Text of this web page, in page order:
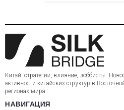
Китай: стратегии, влияние, лоббисты.
активности китайских структур в
регионах мира.
НАВИГАЦИЯ